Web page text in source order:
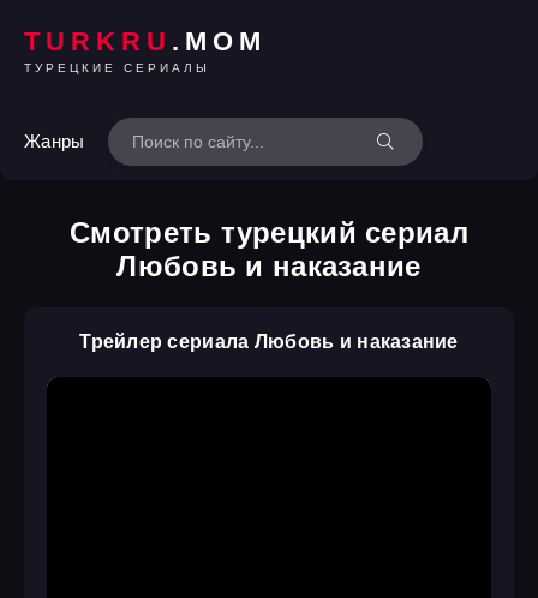
TURKRU .MOM
ТУРЕЦКИЕ СЕРИАЛЫ
Жанры
Смотреть турецкий сериал
Любовь и наказание
Трейлер сериала Любовь и наказание